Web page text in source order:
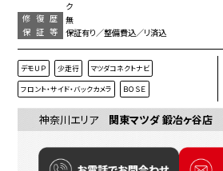
ク
修復歴
無
保証等
保証有り／整備費込／リ済込
デモＵＰ 少走行 マツダコネクトナビ
フロント・サイド・バックカメラ ＢＯＳＥ
神奈川エリア 関東マツダ 鍛冶ヶ谷店